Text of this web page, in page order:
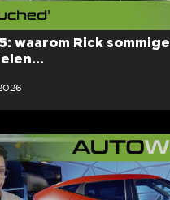
waarom Rick sommige